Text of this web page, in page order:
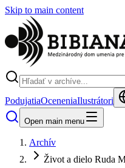
Skip to main content
PodujatiaOceneniaIlustrátori
Open main menu
Archív
Život a dielo Ruda